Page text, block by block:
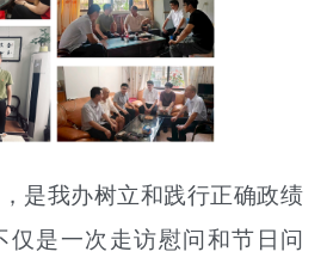
，是我办树立和践行正确政绩
仅是一次走访慰问和节日问